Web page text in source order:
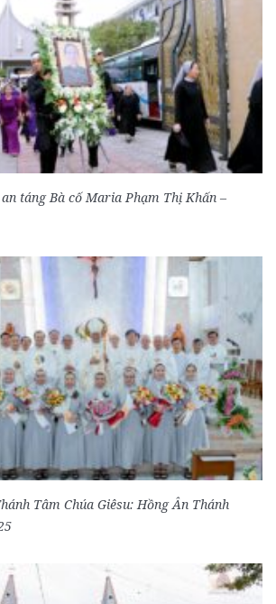
táng Bà cố Maria Phạm Thị Khấn –
Tâm Chúa Giêsu: Hồng Ân Thánh